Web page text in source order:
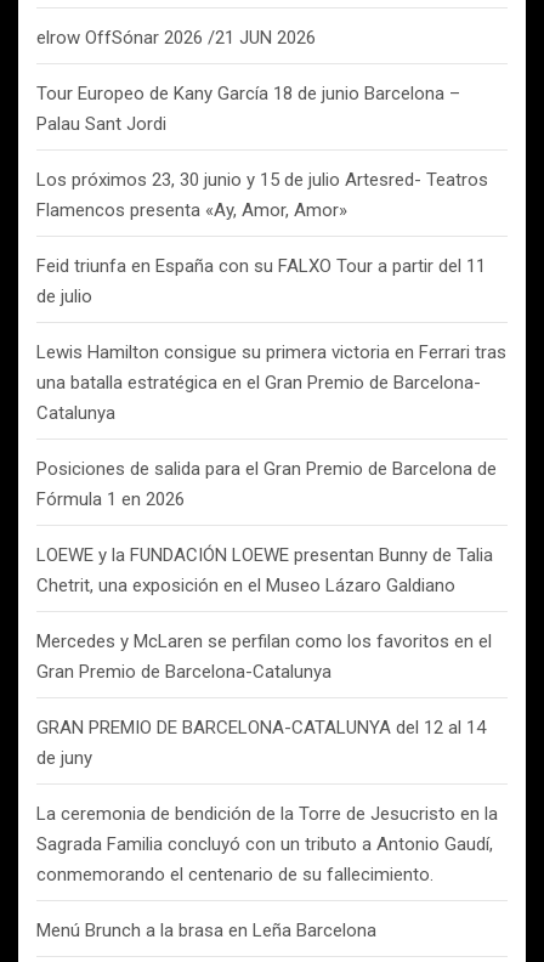
elrow OffSónar 2026 /21 JUN 2026
Tour Europeo de Kany García 18 de junio Barcelona –
Palau Sant Jordi
Los próximos 23, 30 junio y 15 de julio Artesred- Teatros
Flamencos presenta «Ay, Amor, Amor»
Feid triunfa en España con su FALXO Tour a partir del 11
de julio
Lewis Hamilton consigue su primera victoria en Ferrari tras
una batalla estratégica en el Gran Premio de Barcelona-
Catalunya
Posiciones de salida para el Gran Premio de Barcelona de
Fórmula 1 en 2026
LOEWE y la FUNDACIÓN LOEWE presentan Bunny de Talia
Chetrit, una exposición en el Museo Lázaro Galdiano
Mercedes y McLaren se perfilan como los favoritos en el
Gran Premio de Barcelona-Catalunya
GRAN PREMIO DE BARCELONA-CATALUNYA del 12 al 14
de juny
La ceremonia de bendición de la Torre de Jesucristo en la
Sagrada Familia concluyó con un tributo a Antonio Gaudí,
conmemorando el centenario de su fallecimiento.
Menú Brunch a la brasa en Leña Barcelona